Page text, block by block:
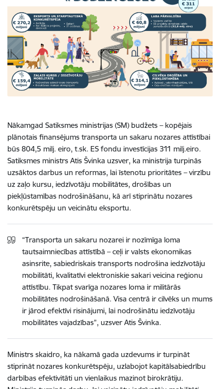
Nākamgad Satiksmes ministrijas (SM) budžets – kopējais
plānotais finansējums transporta un sakaru nozares attīstībai
būs 804,5 milj. eiro, t.sk. ES fondu investīcijas 311 milj.eiro.
Satiksmes ministrs Atis Švinka uzsver, ka ministrija turpinās
uzsāktos darbus un reformas, lai īstenotu prioritātes – virzību
uz zaļo kursu, iedzīvotāju mobilitātes, drošības un
piekļūstamības nodrošināšanu, kā arī stiprinātu nozares
konkurētspēju un veicinātu eksportu.
“Transporta un sakaru nozarei ir nozīmīga loma
tautsaimniecības attīstībā – ceļi ir valsts ekonomikas
asinsrite, sabiedriskais transports nodrošina iedzīvotāju
mobilitāti, kvalitatīvi elektroniskie sakari veicina reģionu
attīstību. Tikpat svarīga nozares loma ir militārās
mobilitātes nodrošināšanā. Visa centrā ir cilvēks un mums
ir jārod efektīvi risinājumi, lai nodrošinātu iedzīvotāju
mobilitātes vajadzības”, uzsver Atis Švinka.
Ministrs skaidro, ka nākamā gada uzdevums ir turpināt
stiprināt nozares konkurētspēju, uzlabojot kapitālsabiedrību
darbības efektivitāti un vienlaikus mazinot birokrātiju.